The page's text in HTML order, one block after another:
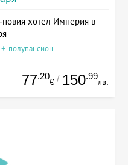
хотел Империя в
полупансион
77.20
€ / 150.99
лв.